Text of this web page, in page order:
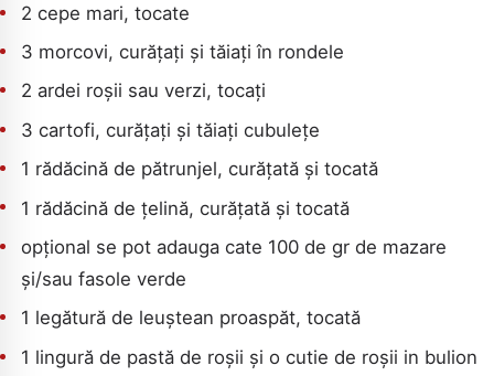
2 cepe mari, tocate
3 morcovi, curățați și tăiați în rondele
2 ardei roșii sau verzi, tocați
3 cartofi, curățați și tăiați cubulețe
1 rădăcină de pătrunjel, curățată și tocată
1 rădăcină de țelină, curățată și tocată
opțional se pot adauga cate 100 de gr de mazare
și/sau fasole verde
1 legătură de leuștean proaspăt, tocată
1 lingură de pastă de roșii și o cutie de roșii in bulion